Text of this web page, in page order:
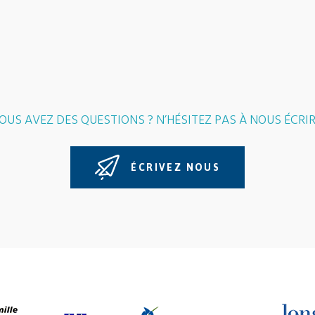
AVEZ DES QUESTIONS ? N’HÉSITEZ PAS À NOUS
ÉCRIVEZ NOUS